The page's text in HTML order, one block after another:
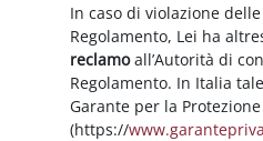
In caso di violazione
Regolamento, Lei ha
reclamoall’Autorità di
Regolamento. In Italia
Garante per la
(https://